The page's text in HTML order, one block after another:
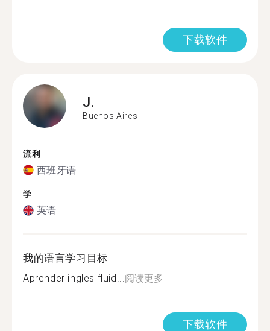
下载软件
J.
Buenos Aires
流利
西班牙语
学
英语
我的语言学习目标
Aprender ingles fluid...阅读更多
下载软件